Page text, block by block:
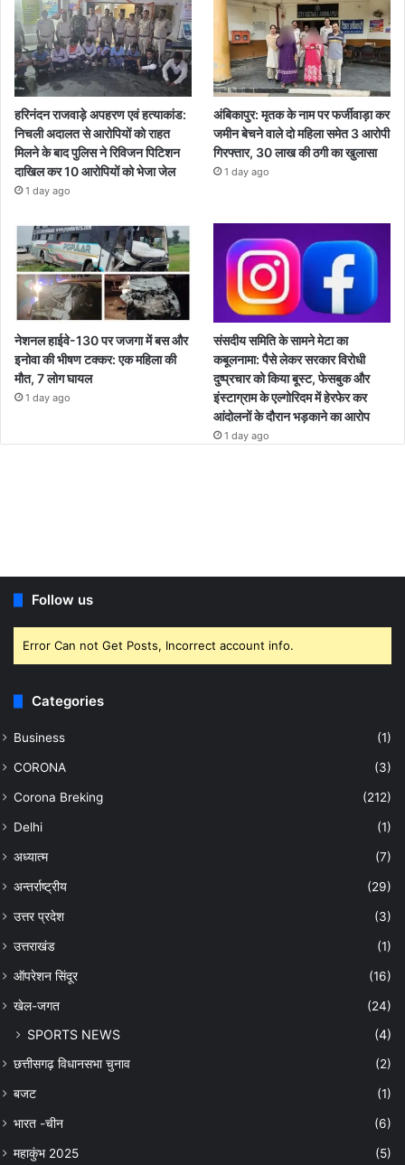
हरिनंदन राजवाड़े अपहरण एवं हत्याकांड:
निचली अदालत से आरोपियों को राहत
मिलने के बाद पुलिस ने रिविजन पिटिशन
दाखिल कर 10 आरोपियों को भेजा जेल
1 day ago
अंबिकापुर: मृतक के नाम पर फर्जीवाड़ा कर
जमीन बेचने वाले दो महिला समेत 3 आरोपी
गिरफ्तार, 30 लाख की ठगी का खुलासा
1 day ago
नेशनल हाईवे-130 पर जजगा में बस और
इनोवा की भीषण टक्कर: एक महिला की
मौत, 7 लोग घायल
1 day ago
संसदीय समिति के सामने मेटा का
कबूलनामा: पैसे लेकर सरकार विरोधी
दुष्प्रचार को किया बूस्ट, फेसबुक और
इंस्टाग्राम के एल्गोरिदम में हेरफेर कर
आंदोलनों के दौरान भड़काने का आरोप
1 day ago
Follow us
Error Can not Get Posts, Incorrect account info.
Categories
Business (1)
CORONA (3)
Corona Breking (212)
Delhi (1)
अध्यात्म (7)
अन्तर्राष्ट्रीय (29)
उत्तर प्रदेश (3)
उत्तराखंड (1)
ऑपरेशन सिंदूर (16)
खेल-जगत (24)
SPORTS NEWS (4)
छत्तीसगढ़ विधानसभा चुनाव (2)
बजट (1)
भारत -चीन (6)
महाकुंभ 2025 (5)